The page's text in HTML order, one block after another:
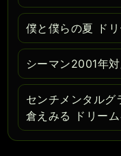
僕と僕らの夏 ド
シーマン2001年
センチメンタルグ
倉えみる ドリーム